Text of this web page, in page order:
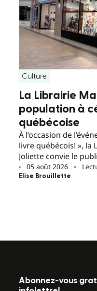
Culture
La Librairie
population à
québécoise
À l’occasion de
livre québécois! », la
Joliette convie le
05 août 2026
Elise Brouillette
Abonnez-vous